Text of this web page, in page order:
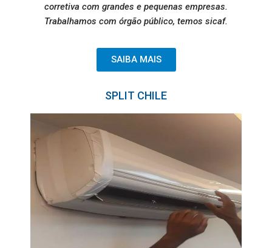
corretiva com grandes e pequenas empresas.
Trabalhamos com órgão público, temos sicaf.
SAIBA MAIS
SPLIT CHILE ​